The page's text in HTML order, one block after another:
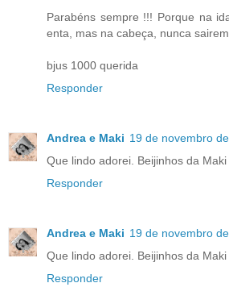
Parabéns sempre !!! Porque na
enta, mas na cabeça, nunca
bjus 1000 querida
Responder
Andrea e Maki 19 de novembro
Que lindo adorei. Beijinhos da Maki
Responder
Andrea e Maki 19 de novembro
Que lindo adorei. Beijinhos da Maki
Responder